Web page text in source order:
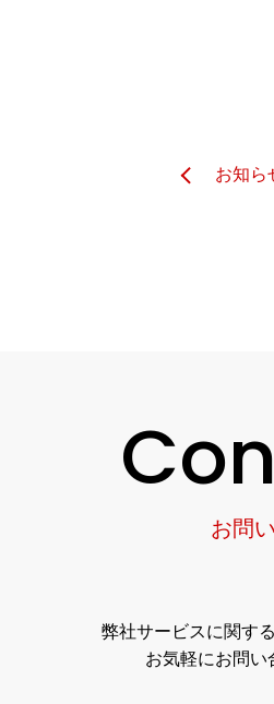
お知ら
お問
弊社サービスに関する
お気軽にお問い